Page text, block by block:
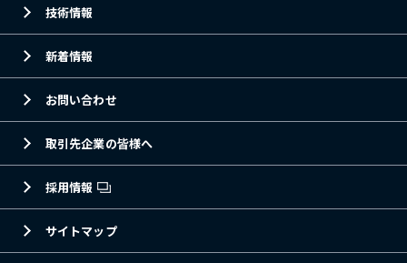
技術情報
新着情報
お問い合わせ
取引先企業の皆様へ
採用情報
サイトマップ